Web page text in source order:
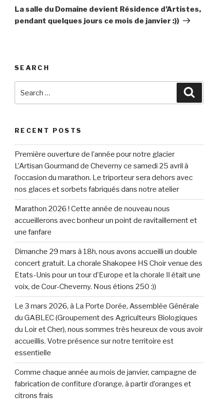
Post
La salle du Domaine devient Résidence d’Artistes,
pendant quelques jours ce mois de janvier :))
SEARCH
RECENT POSTS
Première ouverture de l’année pour notre glacier
L’Artisan Gourmand de Cheverny ce samedi 25 avril à
l’occasion du marathon. Le triporteur sera dehors avec
nos glaces et sorbets fabriqués dans notre atelier
Marathon 2026 ! Cette année de nouveau nous
accueillerons avec bonheur un point de ravitaillement et
une fanfare
Dimanche 29 mars à 18h, nous avons accueilli un double
concert gratuit. La chorale Shakopee HS Choir venue des
Etats-Unis pour un tour d’Europe et la chorale Il était une
voix, de Cour-Cheverny. Nous étions 250 :))
Le 3 mars 2026, à La Porte Dorée, Assemblée Générale
du GABLEC (Groupement des Agriculteurs Biologiques
du Loir et Cher), nous sommes très heureux de vous avoir
accueillis. Votre présence sur notre territoire est
essentielle
Comme chaque année au mois de janvier, campagne de
fabrication de confiture d’orange, à partir d’oranges et
citrons frais